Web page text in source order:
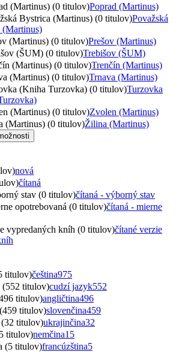
(Martinus) (0 titulov)Poprad (Martinus)
Bystrica (Martinus) (0 titulov)Považská
(Martinus)
(Martinus) (0 titulov)Prešov (Martinus)
(ŠUM) (0 titulov)Trebišov (ŠUM)
(Martinus) (0 titulov)Trenčín (Martinus)
(Martinus) (0 titulov)Trnava (Martinus)
(Kniha Turzovka) (0 titulov)Turzovka
(Martinus) (0 titulov)Zvolen (Martinus)
(Martinus) (0 titulov)Žilina (Martinus)
nová
čítaná
stav (0 titulov)čítaná - výborný stav
opotrebovaná (0 titulov)čítaná - mierne
vypredaných kníh (0 titulov)čítané verzie
titulov)čeština975
(552 titulov)cudzí jazyk552
titulov)angličtina496
titulov)slovenčina459
titulov)ukrajinčina32
titulov)nemčina15
(5 titulov)francúzština5